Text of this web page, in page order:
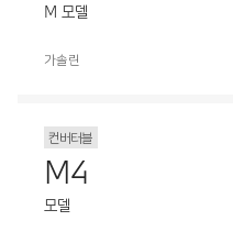
M 모델
가솔린
컨버터블
M4
모델